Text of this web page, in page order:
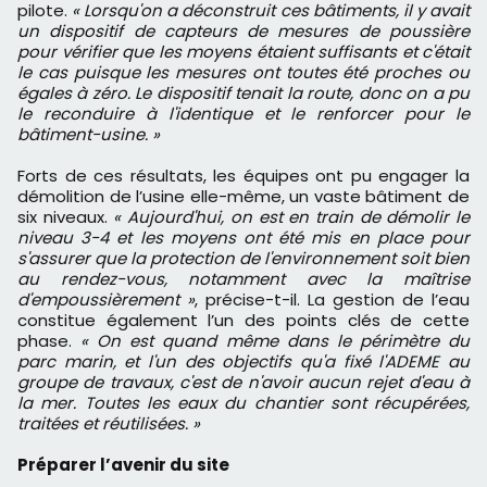
pilote. « Lorsqu'on a déconstruit ces bâtiments, il y avait
un dispositif de capteurs de mesures de poussière
pour vérifier que les moyens étaient suffisants et c'était
le cas puisque les mesures ont toutes été proches ou
égales à zéro. Le dispositif tenait la route, donc on a pu
le reconduire à l'identique et le renforcer pour le
bâtiment-usine. »
Forts de ces résultats, les équipes ont pu engager la
démolition de l’usine elle-même, un vaste bâtiment de
six niveaux. « Aujourd'hui, on est en train de démolir le
niveau 3-4 et les moyens ont été mis en place pour
s'assurer que la protection de l'environnement soit bien
au rendez-vous, notamment avec la maîtrise
d'empoussièrement », précise-t-il. La gestion de l’eau
constitue également l’un des points clés de cette
phase. « On est quand même dans le périmètre du
parc marin, et l'un des objectifs qu'a fixé l'ADEME au
groupe de travaux, c'est de n'avoir aucun rejet d'eau à
la mer. Toutes les eaux du chantier sont récupérées,
traitées et réutilisées. »
Préparer l’avenir du site